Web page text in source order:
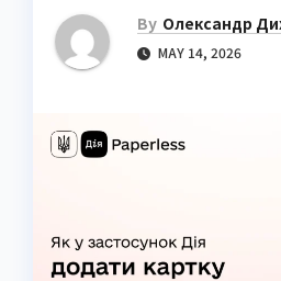
By Олександр
MAY 14, 2026